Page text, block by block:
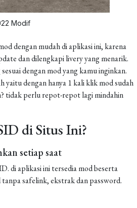
Modif
dengan mudah di aplikasi ini, karena
dan dilengkapi livery yang menarik.
dengan mod yang kamu inginkan.
yaitu dengan hanya 1 kali klik mod sudah
tidak perlu repot-repot lagi mindahin
di Situs Ini?
setiap saat
di aplikasi ini tersedia mod beserta
safelink, ekstrak dan password.